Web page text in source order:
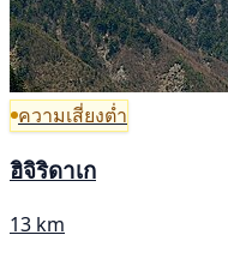
ความเสี่ยงต่ำ
ฮิจิริดาเก
13 km